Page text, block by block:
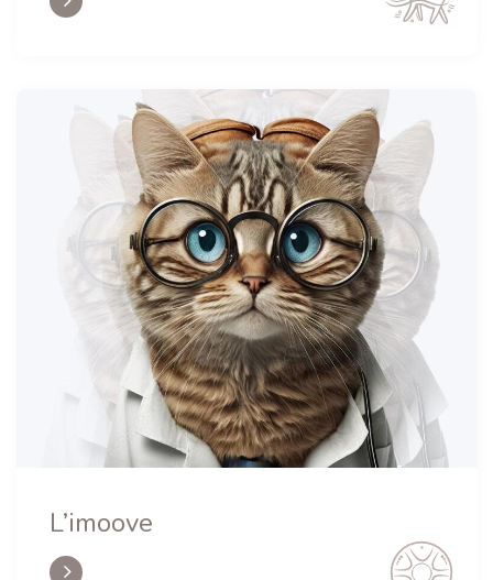
L’imoove